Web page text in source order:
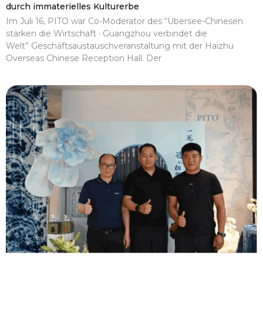
durch immaterielles Kulturerbe
Im Juli 16, PITO war Co-Moderator des “Übersee-Chinesen
stärken die Wirtschaft · Guangzhou verbindet die
Welt” Geschäftsaustauschveranstaltung mit der Haizhu
Overseas Chinese Reception Hall. Der